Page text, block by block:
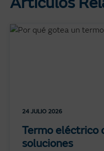
24 JULIO 2026
Termo eléctrico
soluciones